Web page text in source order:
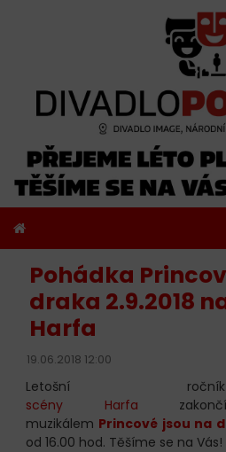
Pohádka
draka 2.9.2018
Harfa
19.06.2018 12:00
Letošní
scény Harfa
muzikálem Princové jsou na
od 16.00 hod. Těšíme se na Vás!